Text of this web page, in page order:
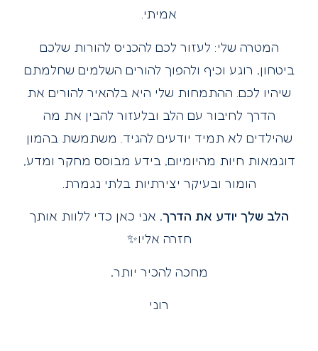
אמיתי.
המטרה שלי: לעזור לכם להכניס להורות שלכם
ביטחון, רוגע וכיף ולהפוך להורים השלמים שחלמתם
שיהיו לכם. ההתמחות שלי היא בלהאיר להורים את
הדרך לחיבור עם הלב ובלעזור להבין את מה
שהילדים לא תמיד יודעים להגיד. משתמשת בהמון
דוגמאות חיות מהיומיום, בידע מבוסס מחקר ומדע,
הומור ובעיקר יצירתיות בלתי נגמרת.
הלב שלך יודע את הדרך, אני כאן כדי ללוות אותך
חזרה אליו✨
מחכה להכיר יותר,
רוני